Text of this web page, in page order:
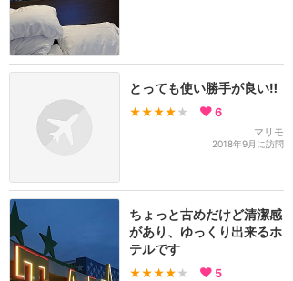
とっても使い勝手が良い‼︎
★★★★ ★ 6
マリモ
2018年9月に訪問
ちょっと古めだけど清潔感
があり、ゆっくり出来るホ
テルです
★★★★ ★ 5